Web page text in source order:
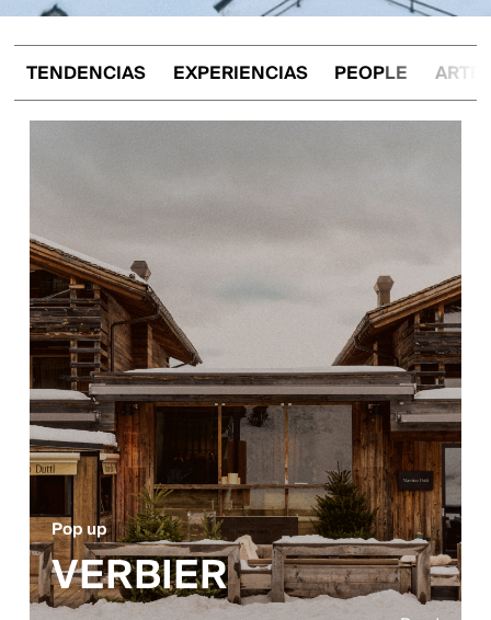
TENDENCIAS EXPERIENCIAS PEOPLE ARTE
Pop up
VERBIER